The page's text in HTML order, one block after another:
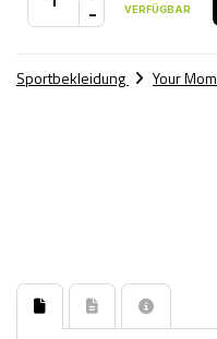
- VERFÜGBAR
Sportbekleidung Your